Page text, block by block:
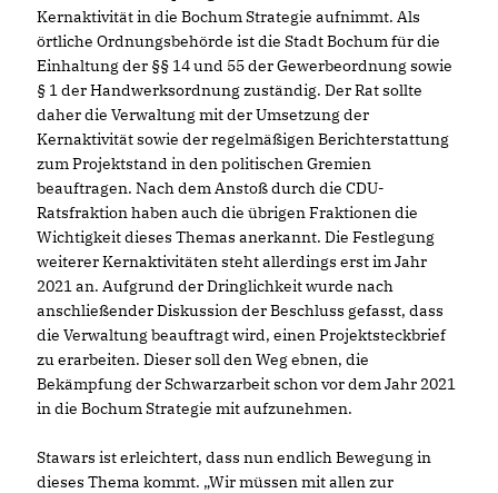
Kernaktivität in die Bochum Strategie aufnimmt. Als
örtliche Ordnungsbehörde ist die Stadt Bochum für die
Einhaltung der §§ 14 und 55 der Gewerbeordnung sowie
§ 1 der Handwerksordnung zuständig. Der Rat sollte
daher die Verwaltung mit der Umsetzung der
Kernaktivität sowie der regelmäßigen Berichterstattung
zum Projektstand in den politischen Gremien
beauftragen. Nach dem Anstoß durch die CDU-
Ratsfraktion haben auch die übrigen Fraktionen die
Wichtigkeit dieses Themas anerkannt. Die Festlegung
weiterer Kernaktivitäten steht allerdings erst im Jahr
2021 an. Aufgrund der Dringlichkeit wurde nach
anschließender Diskussion der Beschluss gefasst, dass
die Verwaltung beauftragt wird, einen Projektsteckbrief
zu erarbeiten. Dieser soll den Weg ebnen, die
Bekämpfung der Schwarzarbeit schon vor dem Jahr 2021
in die Bochum Strategie mit aufzunehmen.
Stawars ist erleichtert, dass nun endlich Bewegung in
dieses Thema kommt. „Wir müssen mit allen zur